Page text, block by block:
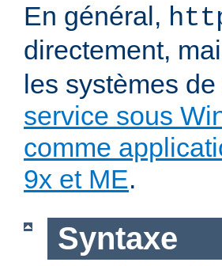
En général,
directement,
les systèmes
service sous
comme
9x et ME.
Syntaxe